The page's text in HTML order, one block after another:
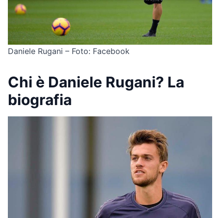
Daniele Rugani – Foto: Facebook
Chi è Daniele Rugani? La
biografia